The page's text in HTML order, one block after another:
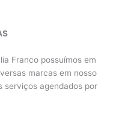
Franco possuímos em
marcas em nosso
serviços agendados por